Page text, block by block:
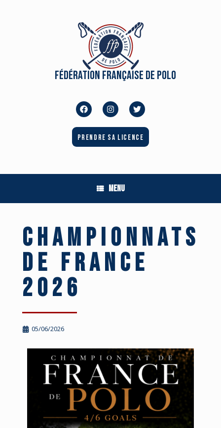
Fédération Française de Polo
Prendre sa licence
Menu
Championnats
de France
2026
05/06/2026